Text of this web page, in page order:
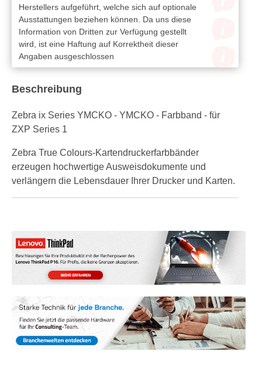
Herstellers aufgeführt, welche sich auf optionale
Ausstattungen beziehen können. Da uns diese
Information von Dritten zur Verfügung gestellt
wird, ist eine Haftung auf Korrektheit dieser
Angaben ausgeschlossen
Beschreibung
Zebra ix Series YMCKO - YMCKO - Farbband - für
ZXP Series 1
Zebra True Colours-Kartendruckerfarbbänder
erzeugen hochwertige Ausweisdokumente und
verlängern die Lebensdauer Ihrer Drucker und Karten.